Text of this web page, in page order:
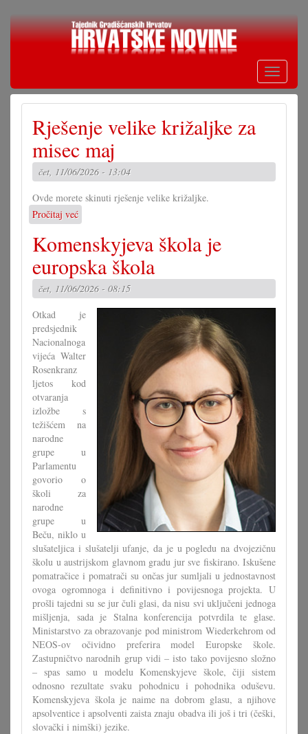
Skoči
Toggle
Rješenje velike križaljke za
misec maj
čet, 11/06/2026 - 13:04
Ovde morete skinuti rješenje velike križaljke.
Pročitaj već
Rješenje
velike
križaljke
za
misec
maj
Komenskyjeva škola je
europska škola
čet, 11/06/2026 - 08:15
Otkad je
predsjednik
Nacionalnoga
vijeća Walter
Rosenkranz
ljetos kod
otvaranja
izložbe s
težišćem na
narodne
grupe u
Parlamentu
govorio o
školi za
narodne
grupe u
Beču, niklo u
slušateljica i slušatelji ufanje, da je u pogledu na dvojezičnu
školu u austrijskom glavnom gradu jur sve fiskirano. Iskušene
pomatračice i pomatrači su ončas jur sumljali u jednostavnost
ovoga ogromnoga i definitivno i povijesnoga projekta. U
prošli tajedni su se jur čuli glasi, da nisu svi uključeni jednoga
mišljenja, sada je Stalna konferencija potvrdila te glase.
Ministarstvo za obrazovanje pod ministrom Wiederkehrom od
NEOS-ov očividno preferira model Europske škole.
Zastupničtvo narodnih grup vidi – isto tako povijesno složno
– spas samo u modelu Komenskyjeve škole, čiji sistem
odnosno rezultate svaku pohodnicu i pohodnika oduševu.
Komenskyjeva škola je naime na dobrom glasu, a njihove
apsolventice i apsolventi zaista znaju obadva ili još i tri (češki,
slovački i nimški) jezike.